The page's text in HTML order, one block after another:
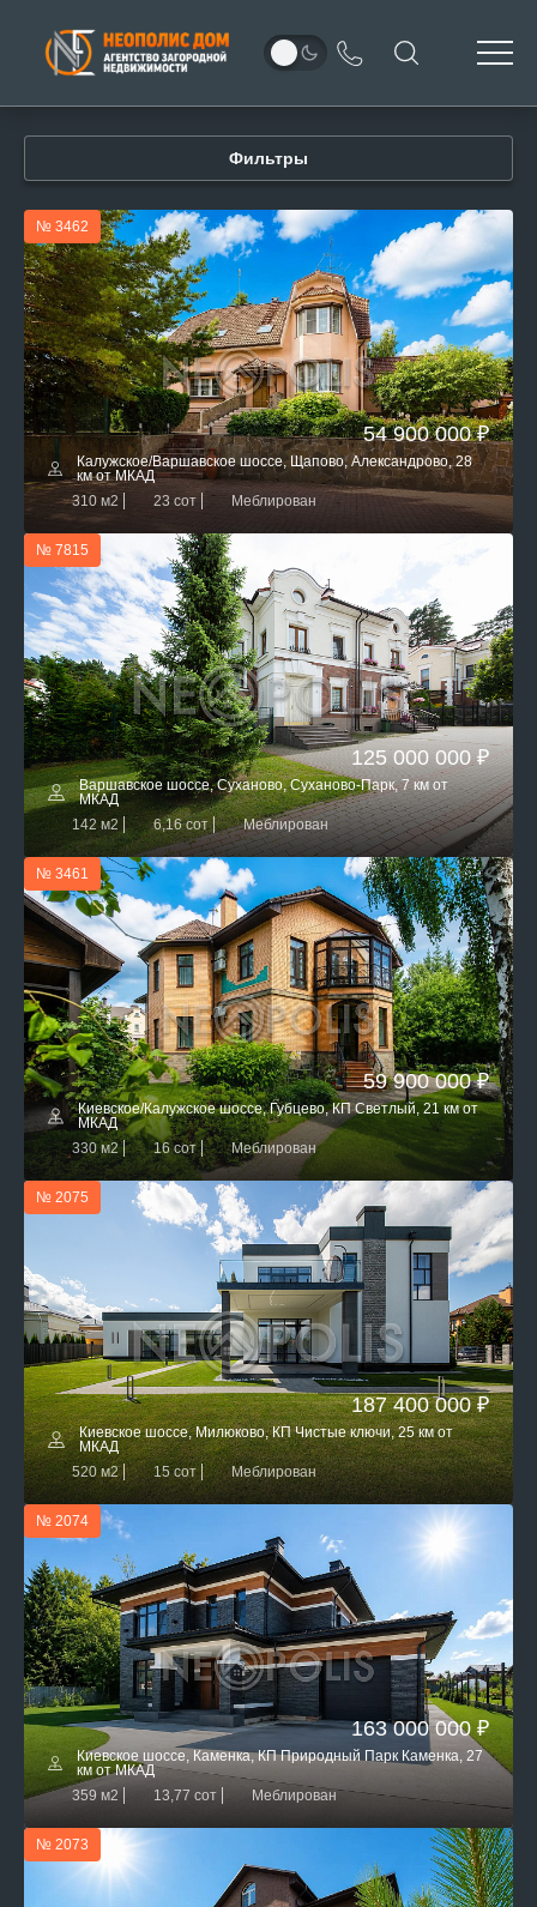
Фильтры
№ 3462
54 900 000 ₽
Калужское/Варшавское шоссе, Щапово, Александрово, 28
км от МКАД
310 м2
23 сот Меблирован
№ 7815
125 000 000 ₽
Варшавское шоссе, Суханово, Суханово-Парк, 7 км от
МКАД
142 м2
6,16 сот Меблирован
№ 3461
59 900 000 ₽
Киевское/Калужское шоссе, Губцево, КП Светлый, 21 км от
МКАД
330 м2
16 сот Меблирован
№ 2075
187 400 000 ₽
Киевское шоссе, Милюково, КП Чистые ключи, 25 км от
МКАД
520 м2
15 сот Меблирован
№ 2074
163 000 000 ₽
Киевское шоссе, Каменка, КП Природный Парк Каменка, 27
км от МКАД
359 м2
13,77 сот Меблирован
№ 2073